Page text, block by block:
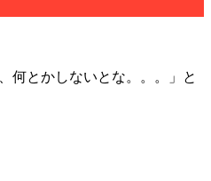
何とかしないとな。。。」と